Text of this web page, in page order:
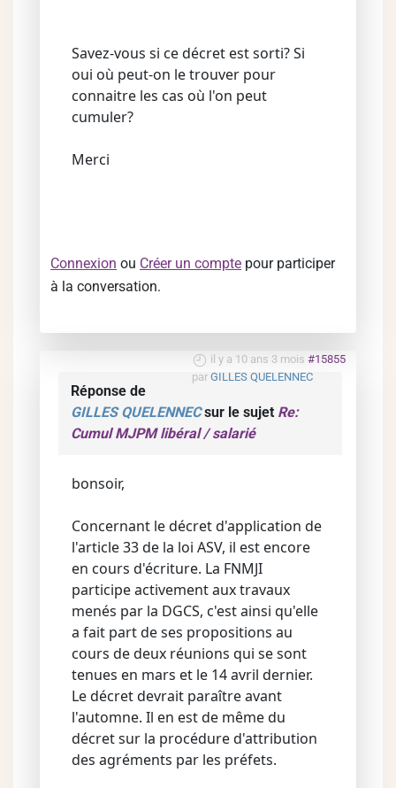
Savez-vous si ce décret est sorti? Si
oui où peut-on le trouver pour
connaitre les cas où l'on peut
cumuler?
Merci
Connexion ou Créer un compte pour participer
à la conversation.
il y a 10 ans 3 mois #15855
par GILLES QUELENNEC
Réponse de
GILLES QUELENNECsur le sujet Re:
Cumul MJPM libéral / salarié
bonsoir,
Concernant le décret d'application de
l'article 33 de la loi ASV, il est encore
en cours d'écriture. La FNMJI
participe activement aux travaux
menés par la DGCS, c'est ainsi qu'elle
a fait part de ses propositions au
cours de deux réunions qui se sont
tenues en mars et le 14 avril dernier.
Le décret devrait paraître avant
l'automne. Il en est de même du
décret sur la procédure d'attribution
des agréments par les préfets.